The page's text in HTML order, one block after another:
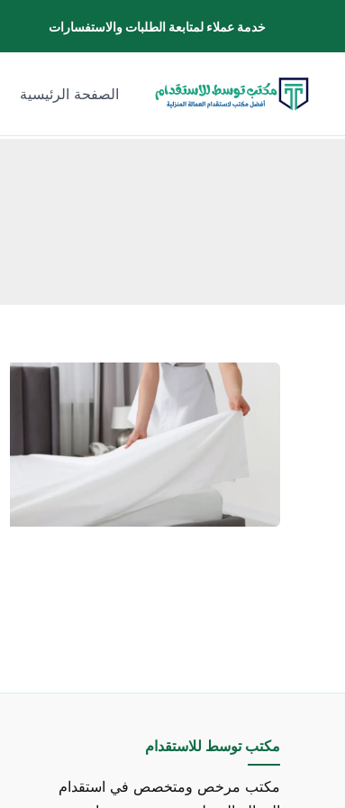
خدمة عملاء لمتابعة الطلبات والاستفسارات
المحتوى
الصفحة الرئيسية
مكتب توسط للاستقدام
مكتب مرخص ومتخصص في استقدام